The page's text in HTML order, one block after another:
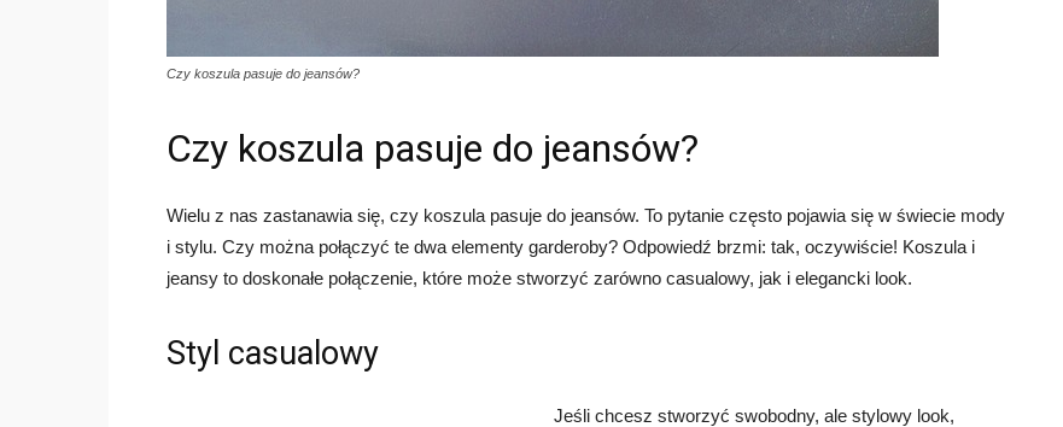
Czy koszula pasuje do jeansów?
Czy koszula pasuje do jeansów?
Wielu z nas zastanawia się, czy koszula pasuje do jeansów. To pytanie często pojawia się w świecie mody
i stylu. Czy można połączyć te dwa elementy garderoby? Odpowiedź brzmi: tak, oczywiście! Koszula i
jeansy to doskonałe połączenie, które może stworzyć zarówno casualowy, jak i elegancki look.
Styl casualowy
Jeśli chcesz stworzyć swobodny, ale stylowy look,